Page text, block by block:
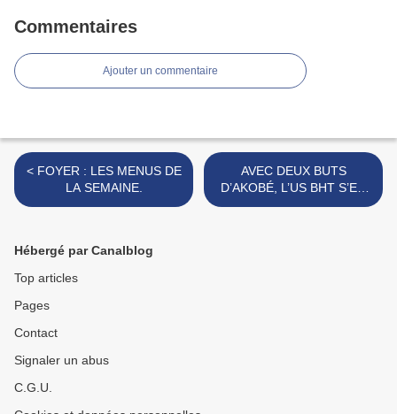
Commentaires
Ajouter un commentaire
< FOYER : LES MENUS DE
LA SEMAINE.
AVEC DEUX BUTS
D’AKOBÉ, L’US BHT S’EN
SORT BIEN. >
Hébergé par Canalblog
Top articles
Pages
Contact
Signaler un abus
C.G.U.